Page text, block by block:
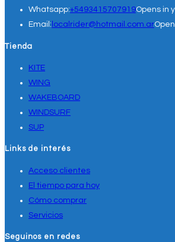
Whatsapp:+5493415707919Opens in
Email: localrider@hotmail.com.ar
Tienda
KITE
WING
WAKEBOARD
WINDSURF
SUP
Links de interés
Acceso clientes
El tiempo para hoy
Cómo comprar
Servicios
Seguinos en redes